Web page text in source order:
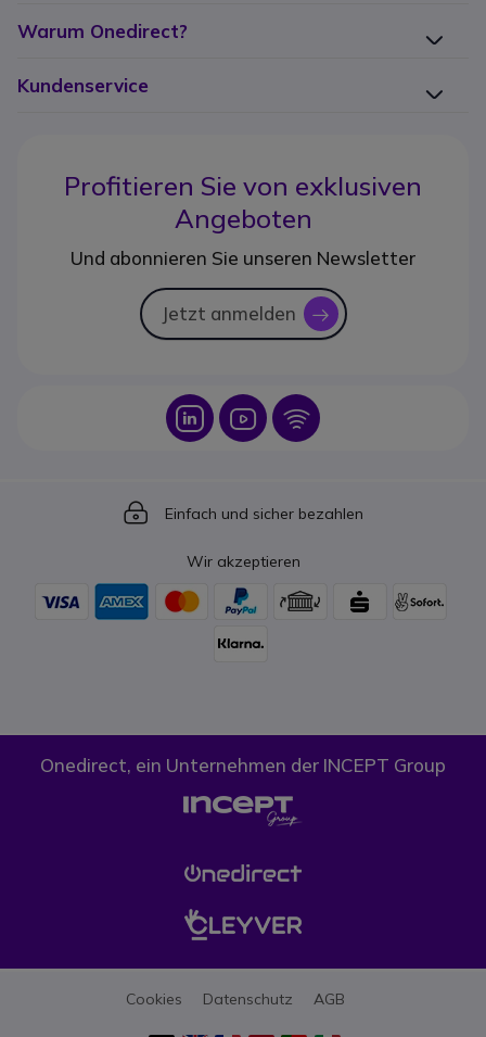
Warum Onedirect?
Kundenservice
Profitieren Sie von exklusiven
Angeboten
Und abonnieren Sie unseren Newsletter
Jetzt anmelden icon
Icon Icon Icon
Icon
Einfach und sicher bezahlen
Wir akzeptieren
Onedirect, ein Unternehmen der INCEPT Group
Cookies Datenschutz AGB